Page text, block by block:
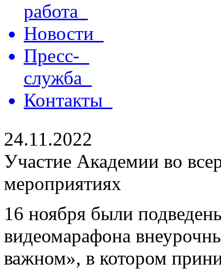
работа
Новости
Пресс-
служба
Контакты
24.11.2022
Участие Академии во
мероприятиях
16 ноября были
видеомарафона
важном», в котором